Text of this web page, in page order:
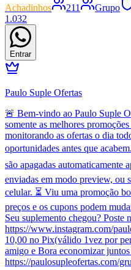
Achadinhos 211 Grupo
1.032
Entrar
Paulo Suple Ofertas
🚨 Bem-vindo ao Paulo Suple
somente as melhores
monitorando as ofertas o dia
oportunidades antes que
são apagadas
enviadas em modo preview, ou
celular. ⏳ Viu uma promoção
preços e os cupons podem
Seu suplemento chegou? Poste
https://www.instagram.com/
10,00 no Pix(válido 1vez por
amigo e Bora economizar
https://paulosupleofertas.com/